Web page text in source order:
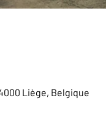
Liège, Belgique